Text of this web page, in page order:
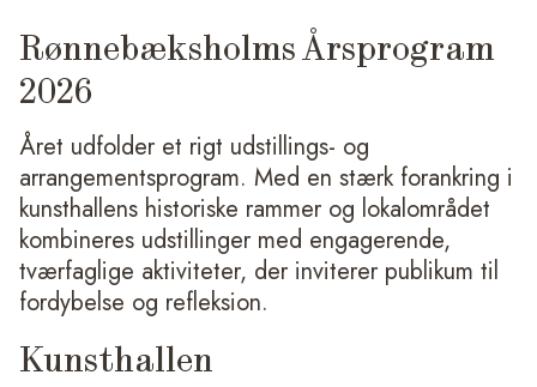
Rønnebæksholms Årsprogram
2026
Året udfolder et rigt udstillings- og
arrangementsprogram. Med en stærk forankring i
kunsthallens historiske rammer og lokalområdet
kombineres udstillinger med engagerende,
tværfaglige aktiviteter, der inviterer publikum til
fordybelse og refleksion.
Kunsthallen